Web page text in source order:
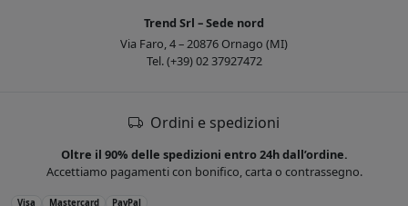
Trend Srl – Sede nord
Via Faro, 4 – 20876 Ornago (MI)
Tel. (+39) 02 37927472
Ordini e spedizioni
Oltre il 90% delle spedizioni entro 24h dall’ordine.
Accettiamo pagamenti con bonifico, carta o contrassegno.
Visa Mastercard PayPal